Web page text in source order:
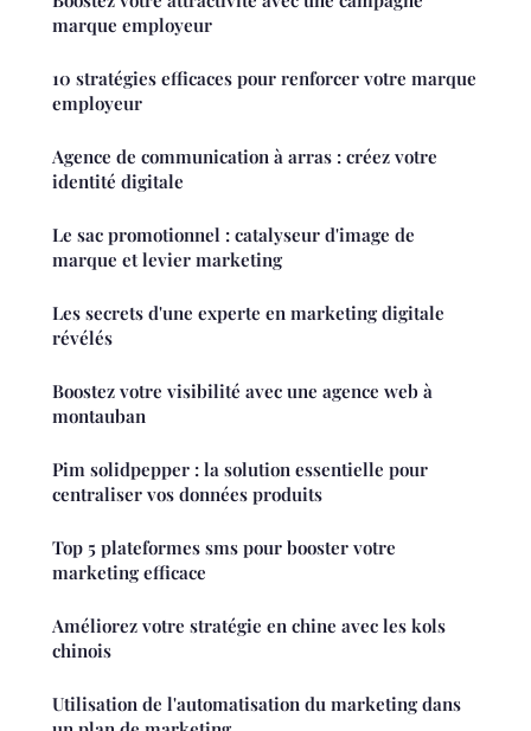
marque employeur
10 stratégies efficaces pour renforcer votre marque
employeur
Agence de communication à arras : créez votre
identité digitale
Le sac promotionnel : catalyseur d'image de
marque et levier marketing
Les secrets d'une experte en marketing digitale
révélés
Boostez votre visibilité avec une agence web à
montauban
Pim solidpepper : la solution essentielle pour
centraliser vos données produits
Top 5 plateformes sms pour booster votre
marketing efficace
Améliorez votre stratégie en chine avec les kols
chinois
Utilisation de l'automatisation du marketing dans